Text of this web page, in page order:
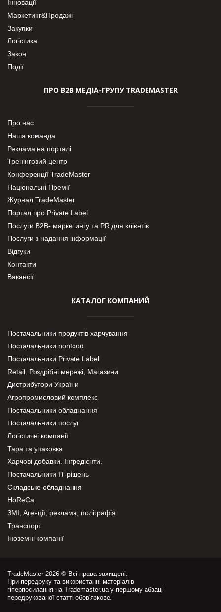
Інновації
Маркетинг&Продажі
Закупки
Логістика
Закон
Події
ПРО В2В МЕДІА-ГРУПУ TRADEMASTER
Про нас
Наша команда
Реклама на порталі
Тренінговий центр
Конференції TradeMaster
Національні Премії
Журнал TradeMaster
Портал про Private Label
Послуги В2В- маркетингу та PR для клієнтів
Послуги з надання інформації
Відгуки
Контакти
Вакансії
КАТАЛОГ КОМПАНИЙ
Постачальники продуктів харчування
Постачальники nonfood
Постачальники Private Label
Retail. Роздрібні мережі, Магазини
Дистрибутори України
Агропромисловий комплекс
Постачальники обладнання
Постачальники послуг
Логістичні компанії
Тара та упаковка
Харчові добавки. Інгредієнти.
Постачальники IT-рішень
Складське обладнання
HoReCa
ЗМІ, Агенції, реклама, поліграфія
Транспорт
Іноземні компанії
TradeMaster 2026 © Всі права захищені.
При передруку та використанні матеріалів
гіперпосилання на Trademaster.ua у першому абзаці
передрукованої статті обов'язкове.